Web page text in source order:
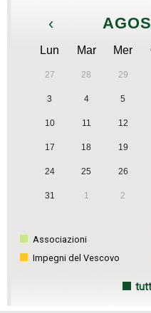
‹
Lun Mar Mer
27 28 29
3 4 5
10 11 12
17 18 19
24 25 26
31 1 2
Associazioni
Impegni del Vescovo